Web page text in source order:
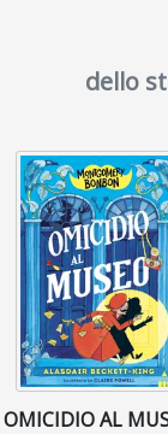
dello
OMICIDIO AL